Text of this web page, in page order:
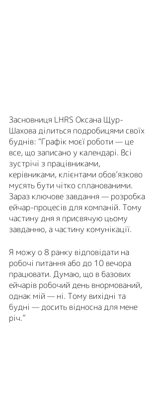
Засновниця LHRS Оксана Щур-
Шахова ділиться подробицями своїх
буднів: “Графік моєї роботи — це
все, що записано у календарі. Всі
зустрічі з працівниками,
керівниками, клієнтами обов’язково
мусять бути чітко спланованими.
Зараз ключове завдання — розробка
ейчар-процесів для компаній. Тому
частину дня я присвячую цьому
завданню, а частину комунікації.
Я можу о 8 ранку відповідати на
робочі питання або до 10 вечора
працювати. Думаю, що в базових
ейчарів робочий день внормований,
однак мій — ні. Тому вихідні та
будні — досить відносна для мене
річ.”